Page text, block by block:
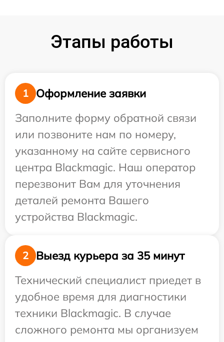
Этапы работы
1
Оформление заявки
Заполните форму обратной связи
или позвоните нам по номеру,
указанному на сайте сервисного
центра Blackmagic. Наш оператор
перезвонит Вам для уточнения
деталей ремонта Вашего
устройства Blackmagic.
2
Выезд курьера за 35 минут
Технический специалист приедет в
удобное время для диагностики
техники Blackmagic. В случае
сложного ремонта мы организуем